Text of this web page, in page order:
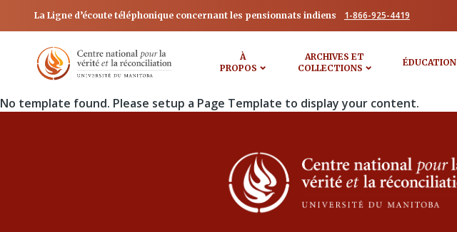
La Ligne d’écoute téléphonique concernant les pensionnats indiens 1-866-925-4419
À
PROPOS
ARCHIVES ET
COLLECTIONS
ÉDUCATION
No template found. Please setup a Page Template to display your content.